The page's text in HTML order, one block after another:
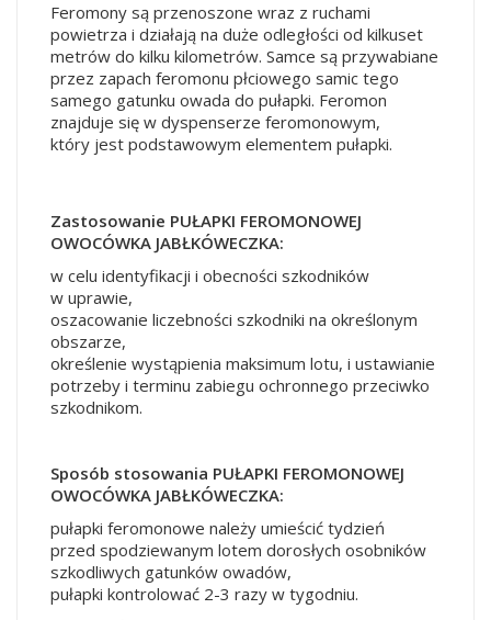
Feromony są przenoszone wraz z ruchami
powietrza i działają na duże odległości od kilkuset
metrów do kilku kilometrów. Samce są przywabiane
przez zapach feromonu płciowego samic tego
samego gatunku owada do pułapki. Feromon
znajduje się w dyspenserze feromonowym,
który jest podstawowym elementem pułapki.
Zastosowanie PUŁAPKI FEROMONOWEJ
OWOCÓWKA JABŁKÓWECZKA:
w celu identyfikacji i obecności szkodników
w uprawie,
oszacowanie liczebności szkodniki na określonym
obszarze,
określenie wystąpienia maksimum lotu, i ustawianie
potrzeby i terminu zabiegu ochronnego przeciwko
szkodnikom.
Sposób stosowania PUŁAPKI FEROMONOWEJ
OWOCÓWKA JABŁKÓWECZKA:
pułapki feromonowe należy umieścić tydzień
przed spodziewanym lotem dorosłych osobników
szkodliwych gatunków owadów,
pułapki kontrolować 2-3 razy w tygodniu.